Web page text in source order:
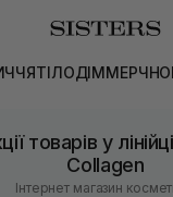
ТІЛОДІММЕРЧ
товарів у
Collagen
Інтернет магазин